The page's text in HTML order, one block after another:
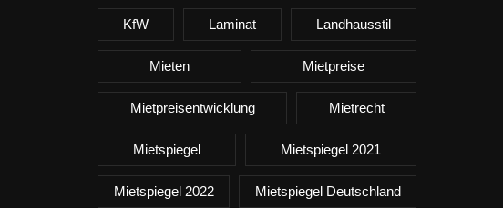
KfW Laminat Landhausstil
Mieten Mietpreise
Mietpreisentwicklung Mietrecht
Mietspiegel Mietspiegel 2021
Mietspiegel 2022 Mietspiegel Deutschland